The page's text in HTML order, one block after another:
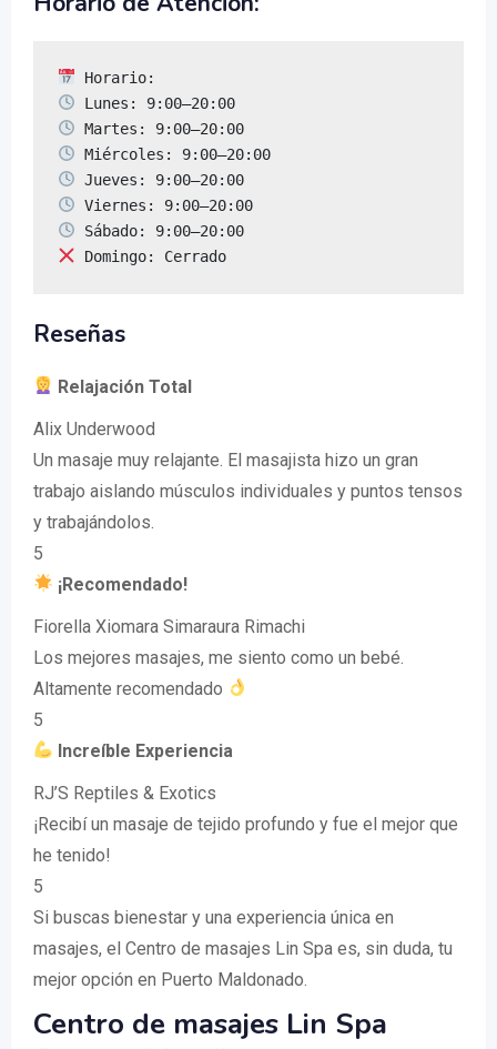
Domingo: Cerrado
Reseñas
Relajación Total
Alix Underwood
Un masaje muy relajante. El masajista hizo un gran
trabajo aislando músculos individuales y puntos tensos
y trabajándolos.
5
¡Recomendado!
Fiorella Xiomara Simaraura Rimachi
Los mejores masajes, me siento como un bebé.
Altamente recomendado
5
Increíble Experiencia
RJ’S Reptiles & Exotics
¡Recibí un masaje de tejido profundo y fue el mejor que
he tenido!
5
Si buscas bienestar y una experiencia única en
masajes, el Centro de masajes Lin Spa es, sin duda, tu
mejor opción en Puerto Maldonado.
Centro de masajes Lin Spa